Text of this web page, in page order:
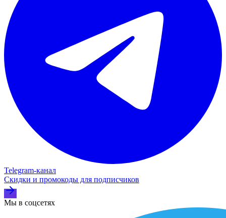
Telegram‑канал
Скидки и промокоды для подписчиков
Мы в соцсетях